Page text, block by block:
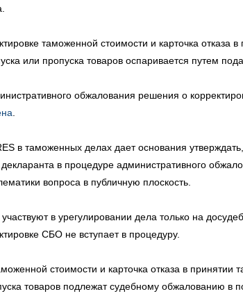
таможенной стоимости и карточка
или пропуска товаров оспаривается путем
обжалования решения о
в таможенных делах дает основания
в процедуре административного
вопроса в публичную плоскость.
в урегулировании дела только на
СБО не вступает в процедуру.
стоимости и карточка отказа в
товаров подлежат судебному обжалованию в